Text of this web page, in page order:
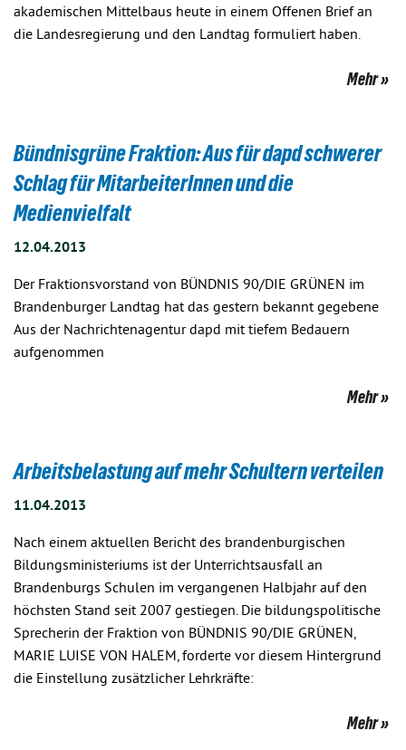
akademischen Mittelbaus heute in einem Offenen Brief an
die Landesregierung und den Landtag formuliert haben.
Mehr
Bündnisgrüne Fraktion: Aus für dapd schwerer
Schlag für MitarbeiterInnen und die
Medienvielfalt
12.04.2013
Der Fraktionsvorstand von BÜNDNIS 90/DIE GRÜNEN im
Brandenburger Landtag hat das gestern bekannt gegebene
Aus der Nachrichtenagentur dapd mit tiefem Bedauern
aufgenommen
Mehr
Arbeitsbelastung auf mehr Schultern verteilen
11.04.2013
Nach einem aktuellen Bericht des brandenburgischen
Bildungsministeriums ist der Unterrichtsausfall an
Brandenburgs Schulen im vergangenen Halbjahr auf den
höchsten Stand seit 2007 gestiegen. Die bildungspolitische
Sprecherin der Fraktion von BÜNDNIS 90/DIE GRÜNEN,
MARIE LUISE VON HALEM, forderte vor diesem Hintergrund
die Einstellung zusätzlicher Lehrkräfte:
Mehr